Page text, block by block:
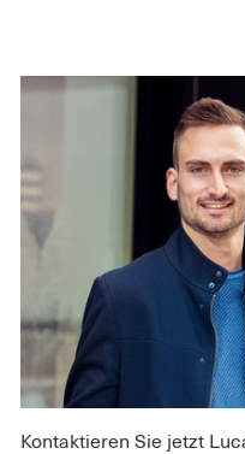
Kontaktieren Sie jetzt